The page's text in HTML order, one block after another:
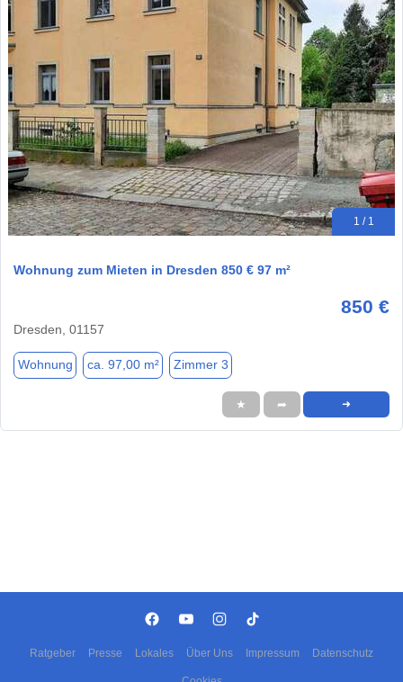
1 / 1
Wohnung zum Mieten in Dresden 850 € 97 m²
850 €
Dresden, 01157
Wohnung ca. 97,00 m² Zimmer 3
★ ➦ ➜
Ratgeber Presse Lokales Über Uns Impressum Datenschutz